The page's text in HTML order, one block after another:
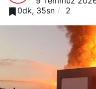
0dk, 35sn
2